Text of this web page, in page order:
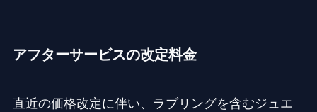
アフターサービスの改定料金
直近の価格改定に伴い、ラブリングを含むジュエ